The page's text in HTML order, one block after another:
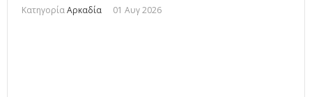
ΚατηγορίαΑρκαδία 01 Αυγ 2026